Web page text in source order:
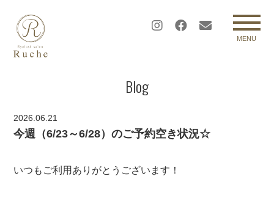
MENU
Blog
2026.06.21
今週（6/23～6/28）のご予約空き状況☆
いつもご利用ありがとうございます！